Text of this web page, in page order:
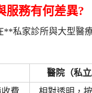
服務有何差異?
私家診所與大型醫
醫院（私立